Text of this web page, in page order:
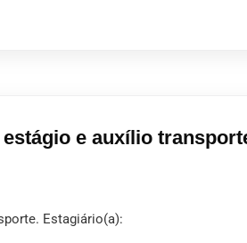
e auxílio
Estagiário(a):